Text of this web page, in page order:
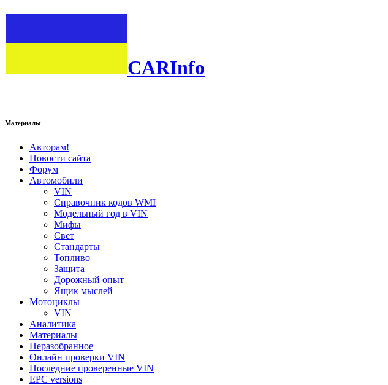
CARInfo
Материалы
Авторам!
Новости сайта
Форум
Автомобили
VIN
Справочник кодов WMI
Модельный год в VIN
Мифы
Свет
Стандарты
Топливо
Защита
Дорожный опыт
Ящик мыслей
Мотоциклы
VIN
Аналитика
Материалы
Неразобранное
Онлайн проверки VIN
Последние проверенные VIN
EPC versions